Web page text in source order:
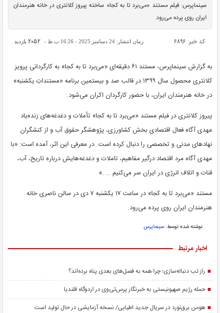
سینماپرس: فیلم مستند «می‌برد تا به کجا» ساخته پیروز کلانتری در خانه هنرمندان
ایران روی پرده می‌رود.
کد خبر: 6896 زمان انتشار: 24 دسامبر 2025 - 16:26 ب.ظ - 2052 بازدید
به گزارش سینماپرس، مستند ۶۱ دقیقه‌ای «می‌برد تا به کجا» به کارگردانی پرویز
کلانتری محصول سال ۱۳۹۹ در قالب صد و بیستمین برنامه «مستنداتِ یکشنبه»
در خانه هنرمندان ایران، با حضور کارگردان اکران می‌شود.
پیروز کلانتری در فیلم مستند «می‌برد تا به کجا» تأملات و دغدغه‌های زنده‌یاد
مهدی آگاه فعال اقتصادی بخش کشاورزی، پژوهشگر حقوق آب و از کنشگران
نهادهای مدنی و تخصصی را دنبال کرده است. در معرفی این اثر، آمده است: «با
مهدی آگاه مرد اقتصاد درگیر مفاهیم، تاملات و دغدغه‌هایش درباره تاریخ، آب،
قنات و اتلاف انرژی در ایران سر می‌کنیم … .»
مستند «می‌برد تا به کجا» در ساعت ۱۷ یکشنبه ۷ دی در سالن ناصری خانه
هنرمندان ایران روی پرده می‌رود.
نوشته شده توسط:سینماپرس
اخبار مرتبط
راز تب دنباله‌سازی؛ چرا همه به فصل‌های بعدی پناه برده‌اند؟
حمله رژیم صهیونیستی به خبرنگار پرس‌تی‌وی در اردوگاه قلندیا
هومن برق‌نورد در سریال جدید اطیابی/ نسخه آزمایشی در حال تولید است